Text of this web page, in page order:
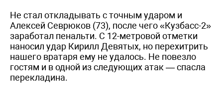
Не стал откладывать с точным ударом и
Алексей Севрюков (73), после чего «Кузбасс-2»
заработал пенальти. С 12-метровой отметки
наносил удар Кирилл Девятых, но перехитрить
нашего вратаря ему не удалось. Не повезло
гостям и в одной из следующих атак — спасла
перекладина.